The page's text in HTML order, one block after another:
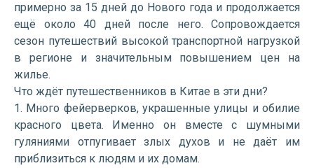
примерно за 15 дней до Нового года и продолжается
ещё около 40 дней после него. Сопровождается
сезон путешествий высокой транспортной нагрузкой
в регионе и значительным повышением цен на
жилье.
Что ждёт путешественников в Китае в эти дни?
1. Много фейерверков, украшенные улицы и обилие
красного цвета. Именно он вместе с шумными
гуляниями отпугивает злых духов и не даёт им
приблизиться к людям и их домам.